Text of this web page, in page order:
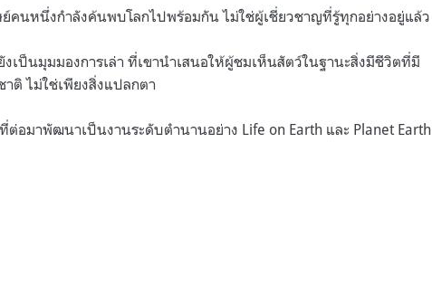
คนหนึ่งกำลังค้นพบโลกไปพร้อมกัน ไม่ใช่ผู้เชี่ยวชาญที่รู้ทุกอย่างอยู่แล้ว
งเป็นมุมมองการเล่า ที่เขานำเสนอให้ผู้ชมเห็นสัตว์ในฐานะสิ่งมีชีวิตที่มี
ติ ไม่ใช่เพียงสิ่งแปลกตา
อมาพัฒนาเป็นงานระดับตำนานอย่าง Life on Earth และ Planet Earth